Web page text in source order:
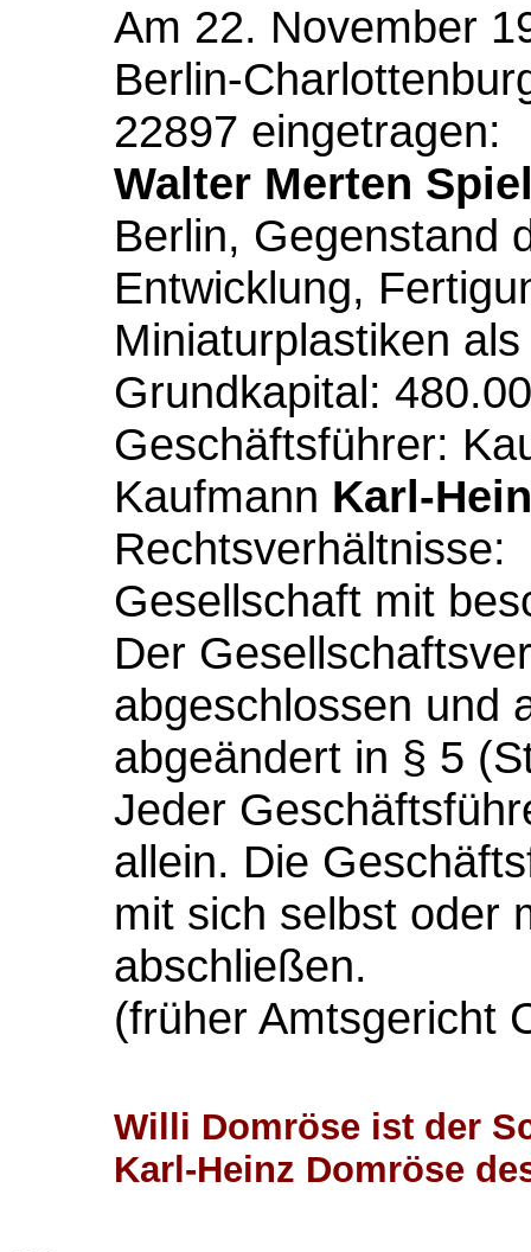
Am 22. November
Berlin-
22897 eingetragen:
Walter Merten
Berlin, Gegenstand
Entwicklung,
Miniaturplastiken
Grundkapital:
Geschäftsführer:
Kaufmann Karl-
Rechtsverhältnisse:
Gesellschaft mit
Der
abgeschlossen und
abgeändert in § 5
Jeder
allein. Die
mit sich selbst oder
abschließen.
(früher Amtsgericht
Willi Domröse ist der
Karl-Heinz Domröse